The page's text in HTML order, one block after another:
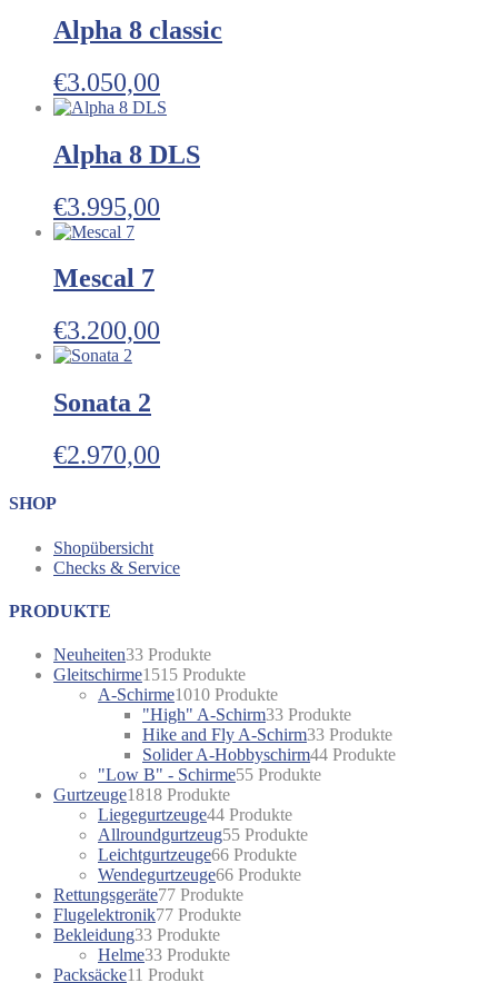
Alpha 8 classic
€3.050,00
Alpha 8 DLS
€3.995,00
Mescal 7
€3.200,00
Sonata 2
€2.970,00
SHOP
Shopübersicht
Checks & Service
PRODUKTE
Neuheiten33 Produkte
Gleitschirme1515 Produkte
A-Schirme1010 Produkte
"High" A-Schirm33 Produkte
Hike and Fly A-Schirm33 Produkte
Solider A-Hobbyschirm44 Produkte
"Low B" - Schirme55 Produkte
Gurtzeuge1818 Produkte
Liegegurtzeuge44 Produkte
Allroundgurtzeug55 Produkte
Leichtgurtzeuge66 Produkte
Wendegurtzeuge66 Produkte
Rettungsgeräte77 Produkte
Flugelektronik77 Produkte
Bekleidung33 Produkte
Helme33 Produkte
Packsäcke11 Produkt